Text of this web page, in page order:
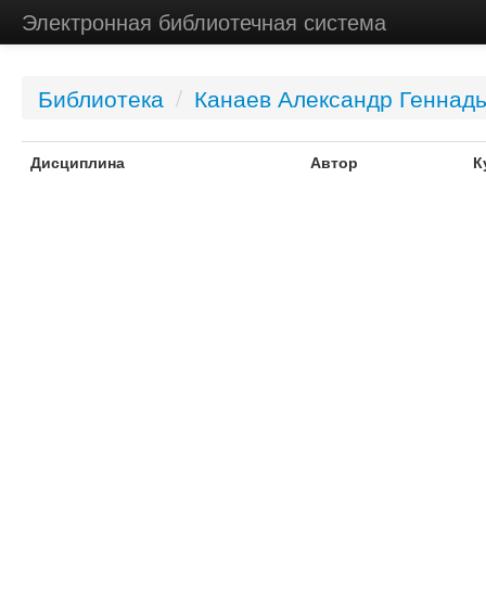
Электронная библиотечная система
Библиотека / Канаев Александр
Дисциплина Автор